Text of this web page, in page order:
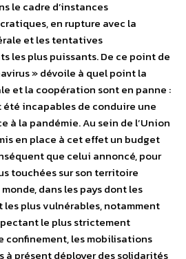
le cadre d’instances
en rupture avec la
et les tentatives
les plus puissants. De ce point de
» dévoile à quel point la
et la coopération sont en panne :
été incapables de conduire une
à la pandémie. Au sein de l’Union
en place à cet effet un budget
que celui annoncé, pour
touchées sur son territoire
dans les pays dont les
les plus vulnérables, notamment
le plus strictement
confinement, les mobilisations
à présent déployer des solidarités